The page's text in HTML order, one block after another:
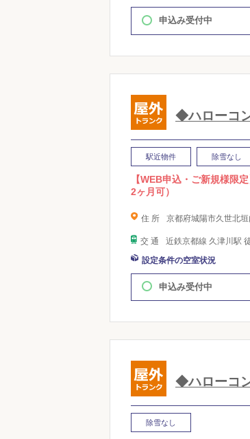
申込み受付中
◆ハローコ
駅近物件 除雪なし
【WEB申込・ご新規様限
2ヶ月可）
住 所 京都府城陽市久世北
交 通 近鉄京都線 久津川駅
設定条件の空室状況
申込み受付中
◆ハローコ
除雪なし